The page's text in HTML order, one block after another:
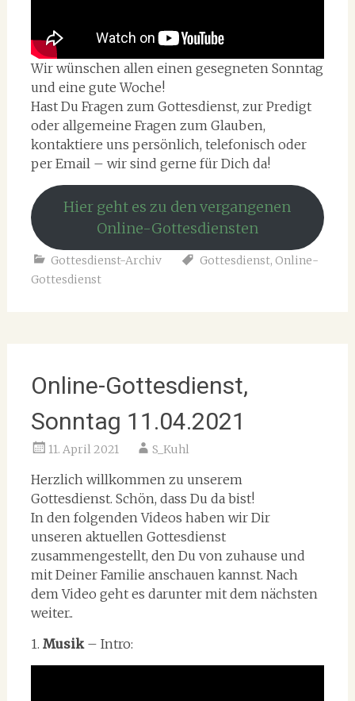
Wir wünschen allen einen gesegneten Sonntag
und eine gute Woche!
Hast Du Fragen zum Gottesdienst, zur Predigt
oder allgemeine Fragen zum Glauben,
kontaktiere uns persönlich, telefonisch oder
per Email – wir sind gerne für Dich da!
Hier geht es zu den vergangenen
Online-Gottesdiensten
Gottesdienst-Archiv Gottesdienst, Online-
Gottesdienst
Online-Gottesdienst,
Sonntag 11.04.2021
11. April 2021 S_Kuhl
Herzlich willkommen zu unserem
Gottesdienst. Schön, dass Du da bist!
In den folgenden Videos haben wir Dir
unseren aktuellen Gottesdienst
zusammengestellt, den Du von zuhause und
mit Deiner Familie anschauen kannst. Nach
dem Video geht es darunter mit dem nächsten
weiter..
1. Musik– Intro: